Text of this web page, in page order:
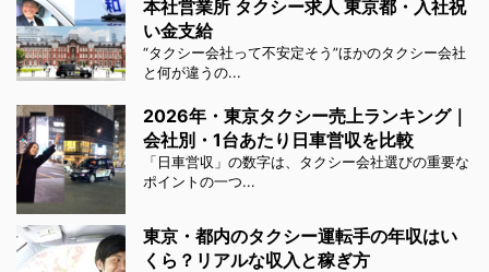
本社営業所 タクシー求人 東京都・入社祝
い金支給
“タクシー会社って不安定そう”ほかのタクシー会社
と何が違うの...
2026年・東京タクシー売上ランキング｜
会社別・1台あたり日車営収を比較
「日車営収」の数字は、タクシー会社選びの重要な
ポイントの一つ...
東京・都内のタクシー運転手の年収はい
くら？リアルな収入と稼ぎ方